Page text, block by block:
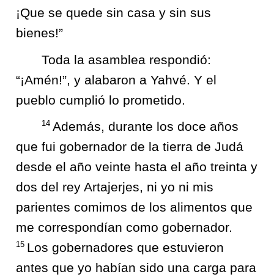
¡Que se quede sin casa y sin sus
bienes!”
Toda la asamblea respondió:
“¡Amén!”, y alabaron a Yahvé. Y el
pueblo cumplió lo prometido.
14 Además, durante los doce años
que fui gobernador de la tierra de Judá
desde el año veinte hasta el año treinta y
dos del rey Artajerjes, ni yo ni mis
parientes comimos de los alimentos que
me correspondían como gobernador.
15 Los gobernadores que estuvieron
antes que yo habían sido una carga para